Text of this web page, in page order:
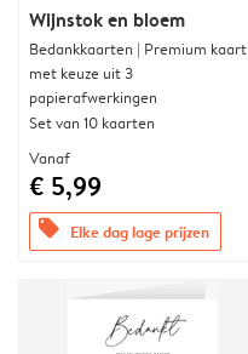
Wijnstok en bloem
Bedankkaarten | Premium kaart
met keuze uit 3
papierafwerkingen
Set van 10 kaarten
Vanaf
€ 5,99
offers Elke dag lage prijzen